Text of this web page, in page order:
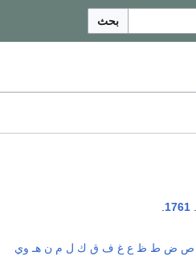
بحث
1761
ص ض ط ظ ع غ ف ق ك ل م ن هـ وي